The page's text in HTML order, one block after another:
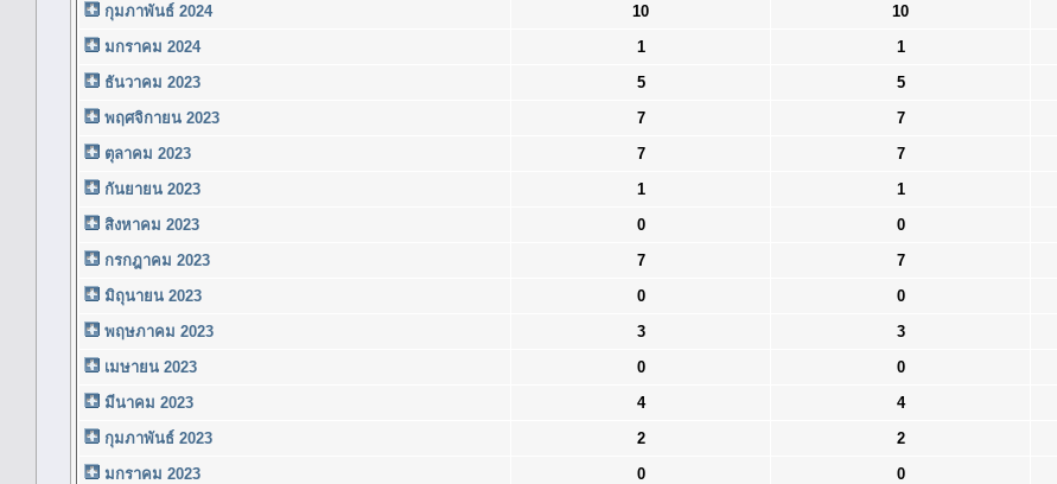
กุมภาพันธ์ 2024
10 10
มกราคม 2024
1 1
ธันวาคม 2023
5 5
พฤศจิกายน 2023
7 7
ตุลาคม 2023
7 7
กันยายน 2023
1 1
สิงหาคม 2023
0 0
กรกฎาคม 2023
7 7
มิถุนายน 2023
0 0
พฤษภาคม 2023
3 3
เมษายน 2023
0 0
มีนาคม 2023
4 4
กุมภาพันธ์ 2023
2 2
มกราคม 2023
0 0